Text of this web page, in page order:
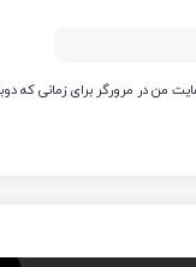
من در مرورگر برای زمانی که